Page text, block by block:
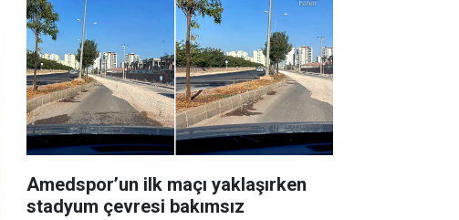
Amedspor’un ilk maçı yaklaşırken
stadyum çevresi bakımsız